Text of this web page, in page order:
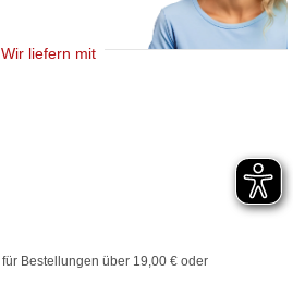
Wir liefern mit
für Bestellungen über 19,00 € oder